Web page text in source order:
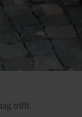
trifft.